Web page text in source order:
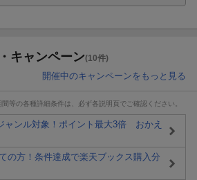
キャンペーン(10件)
開催中のキャンペーンをもっと見る
等の各種詳細条件は、必ず各説明頁でご確認ください。
ャンル対象！ポイント最大3倍 おかえ
の方！条件達成で楽天ブックス購入分